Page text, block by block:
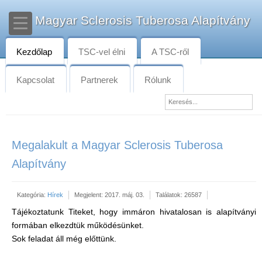
Magyar Sclerosis Tuberosa Alapítvány
Kezdőlap TSC-vel élni A TSC-ről
Kapcsolat Partnerek Rólunk
Megalakult a Magyar Sclerosis Tuberosa
Alapítvány
Kategória: Hírek Megjelent: 2017. máj. 03. Találatok: 26587
Tájékoztatunk Titeket, hogy immáron hivatalosan is alapítványi
formában elkezdtük működésünket.
Sok feladat áll még előttünk.